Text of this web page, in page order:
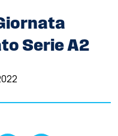
Serie A2